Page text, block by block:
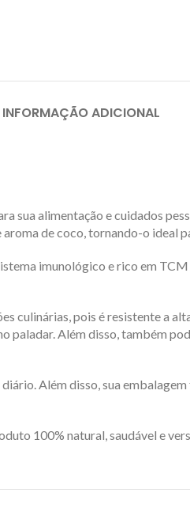
INFORMAÇÃO ADICIONAL
sua alimentação e cuidados
de coco, tornando-o ideal
imunológico e rico em
culinárias, pois é resistente a
Além disso, também
Além disso, sua
100% natural, saudável e